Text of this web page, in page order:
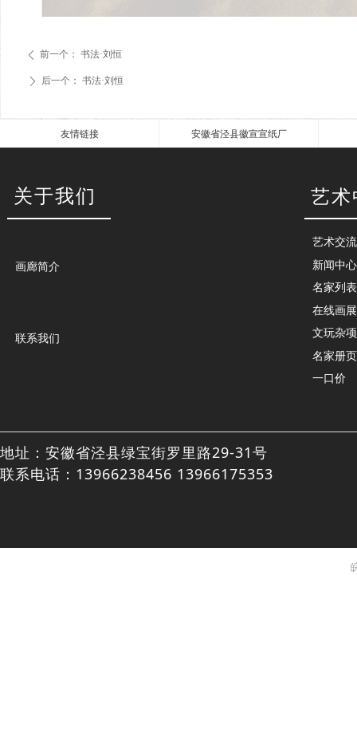
ꄴ 前一个： 书法·刘恒
ꄲ 后一个： 书法·刘恒
关于我们
画廊简介
联系我们
艺术
艺术交流
新闻中心
名家列表
在线画展
文玩杂项
名家册页
一口价
地址：安徽省泾县绿宝街罗里路29-31号
联系电话：13966238456 13966175353
友情链接 安徽省泾县徽宣宣纸厂